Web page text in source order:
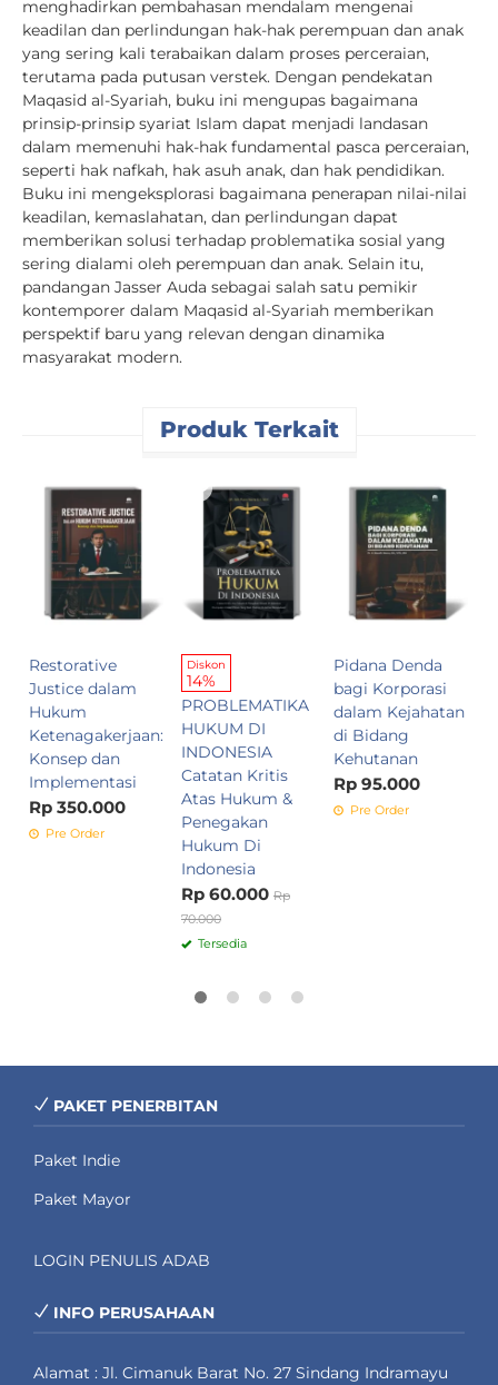
menghadirkan pembahasan mendalam mengenai
keadilan dan perlindungan hak-hak perempuan dan anak
yang sering kali terabaikan dalam proses perceraian,
terutama pada putusan verstek. Dengan pendekatan
Maqasid al-Syariah, buku ini mengupas bagaimana
prinsip-prinsip syariat Islam dapat menjadi landasan
dalam memenuhi hak-hak fundamental pasca perceraian,
seperti hak nafkah, hak asuh anak, dan hak pendidikan.
Buku ini mengeksplorasi bagaimana penerapan nilai-nilai
keadilan, kemaslahatan, dan perlindungan dapat
memberikan solusi terhadap problematika sosial yang
sering dialami oleh perempuan dan anak. Selain itu,
pandangan Jasser Auda sebagai salah satu pemikir
kontemporer dalam Maqasid al-Syariah memberikan
perspektif baru yang relevan dengan dinamika
masyarakat modern.
Produk Terkait
Restorative
Justice dalam
Hukum
Ketenagakerjaan:
Konsep dan
Implementasi
Rp 350.000
Pre Order
Diskon
14%
PROBLEMATIKA
HUKUM DI
INDONESIA
Catatan Kritis
Atas Hukum &
Penegakan
Hukum Di
Indonesia
Rp 60.000 Rp
70.000
Tersedia
Pidana Denda
bagi Korporasi
dalam Kejahatan
di Bidang
Kehutanan
Rp 95.000
Pre Order
PAKET PENERBITAN
Paket Indie
Paket Mayor
LOGIN PENULIS ADAB
INFO PERUSAHAAN
Alamat : Jl. Cimanuk Barat No. 27 Sindang Indramayu